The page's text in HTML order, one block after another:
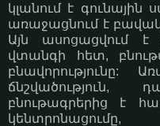
կլանում է գունային
առաջացնում է
Այն ասոցացվում
վտանգի հետ,
բնավորությունը:
ճնշվածություն,
բնութագրերից է